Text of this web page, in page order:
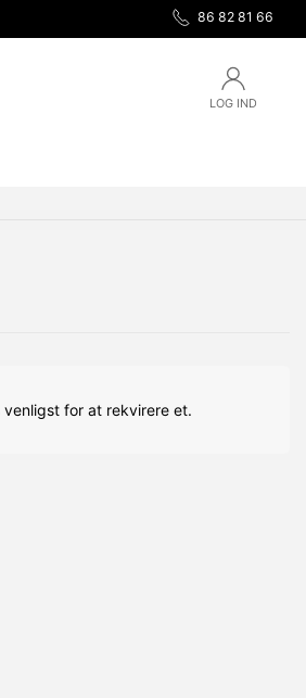
86 82 81 66
LOG IND
for at rekvirere et.